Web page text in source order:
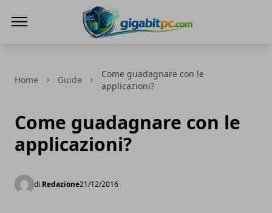
Home Guide
Come guadagnare con le
applicazioni?
Come guadagnare con le
applicazioni?
di Redazione21/12/2016